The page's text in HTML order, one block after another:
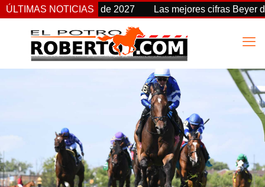
ÚLTIMAS NOTICIAS
fecha a partir de 2027 Las mejores cifras Beyer de